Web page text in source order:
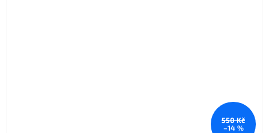
550 Kč
–14 %